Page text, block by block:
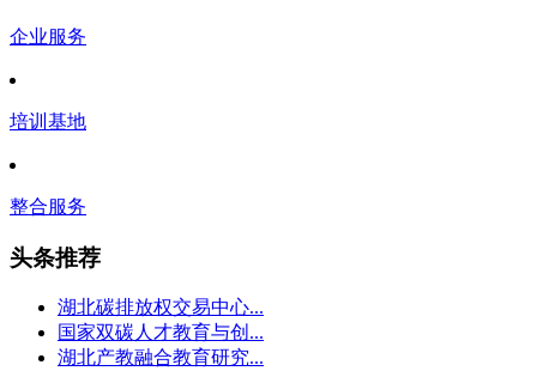
企业服务
培训基地
整合服务
头条推荐
湖北碳排放权交易中心...
国家双碳人才教育与创...
湖北产教融合教育研究...